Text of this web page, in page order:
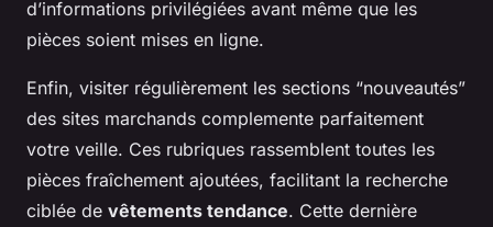
d’informations privilégiées avant même que les
pièces soient mises en ligne.
Enfin, visiter régulièrement les sections “nouveautés”
des sites marchands complemente parfaitement
votre veille. Ces rubriques rassemblent toutes les
pièces fraîchement ajoutées, facilitant la recherche
ciblée de vêtements tendance. Cette dernière